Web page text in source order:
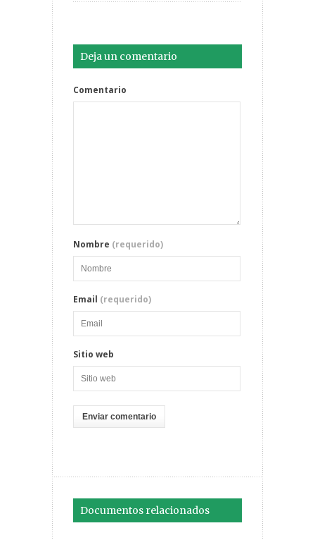
Deja un comentario
Comentario
Nombre (requerido)
Email (requerido)
Sitio web
Documentos relacionados